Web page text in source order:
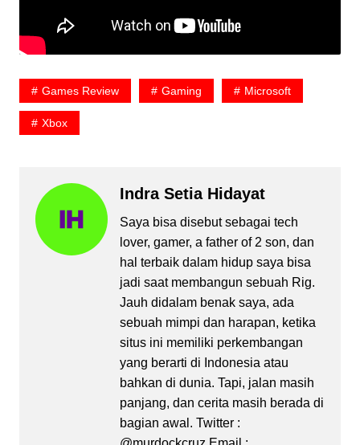
Games Review Gaming Microsoft
Xbox
Indra Setia Hidayat
Saya bisa disebut sebagai tech
lover, gamer, a father of 2 son, dan
hal terbaik dalam hidup saya bisa
jadi saat membangun sebuah Rig.
Jauh didalam benak saya, ada
sebuah mimpi dan harapan, ketika
situs ini memiliki perkembangan
yang berarti di Indonesia atau
bahkan di dunia. Tapi, jalan masih
panjang, dan cerita masih berada di
bagian awal. Twitter :